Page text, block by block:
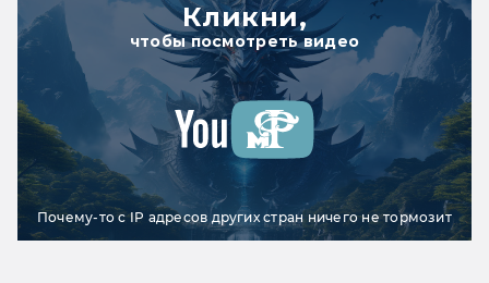
Кликни,
чтобы посмотреть видео
Почему-то с IP адресов других стран ничего не тормозит